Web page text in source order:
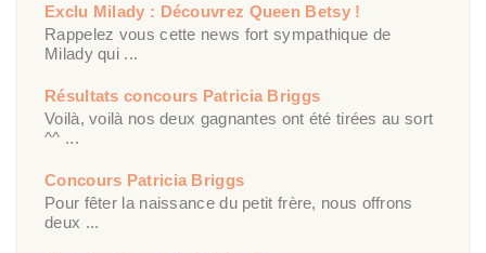
Exclu Milady : Découvrez Queen Betsy !
Rappelez vous cette news fort sympathique de
Milady qui ...
Résultats concours Patricia Briggs
Voilà, voilà nos deux gagnantes ont été tirées au sort
^^ ...
Concours Patricia Briggs
Pour fêter la naissance du petit frère, nous offrons
deux ...